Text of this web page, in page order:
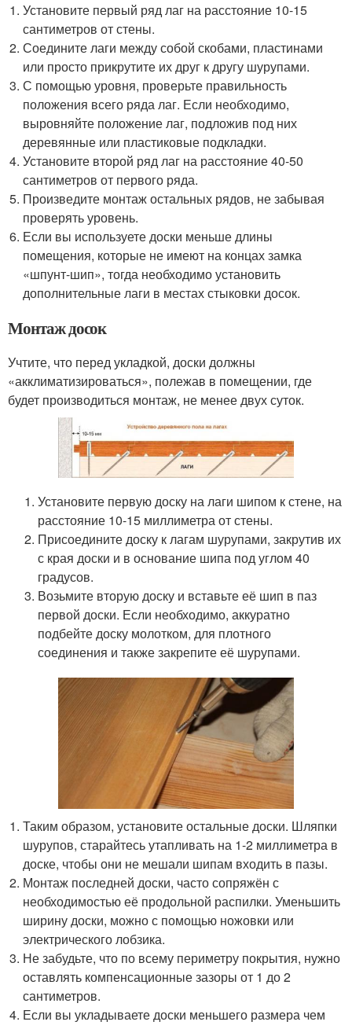
Установите первый ряд лаг на расстояние 10-15
сантиметров от стены.
Соедините лаги между собой скобами, пластинами
или просто прикрутите их друг к другу шурупами.
С помощью уровня, проверьте правильность
положения всего ряда лаг. Если необходимо,
выровняйте положение лаг, подложив под них
деревянные или пластиковые подкладки.
Установите второй ряд лаг на расстояние 40-50
сантиметров от первого ряда.
Произведите монтаж остальных рядов, не забывая
проверять уровень.
Если вы используете доски меньше длины
помещения, которые не имеют на концах замка
«шпунт-шип», тогда необходимо установить
дополнительные лаги в местах стыковки досок.
Монтаж досок
Учтите, что перед укладкой, доски должны
«акклиматизироваться», полежав в помещении, где
будет производиться монтаж, не менее двух суток.
Установите первую доску на лаги шипом к стене, на
расстояние 10-15 миллиметра от стены.
Присоедините доску к лагам шурупами, закрутив их
с края доски и в основание шипа под углом 40
градусов.
Возьмите вторую доску и вставьте её шип в паз
первой доски. Если необходимо, аккуратно
подбейте доску молотком, для плотного
соединения и также закрепите её шурупами.
Таким образом, установите остальные доски. Шляпки
шурупов, старайтесь утапливать на 1-2 миллиметра в
доске, чтобы они не мешали шипам входить в пазы.
Монтаж последней доски, часто сопряжён с
необходимостью её продольной распилки. Уменьшить
ширину доски, можно с помощью ножовки или
электрического лобзика.
Не забудьте, что по всему периметру покрытия, нужно
оставлять компенсационные зазоры от 1 до 2
сантиметров.
Если вы укладываете доски меньшего размера чем